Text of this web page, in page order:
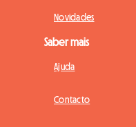
Novidades
Saber mais
Ajuda
Contacto